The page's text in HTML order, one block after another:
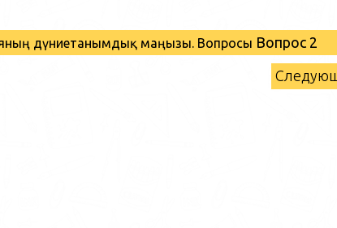
дүниетанымдық маңызы. Вопросы Вопрос 2